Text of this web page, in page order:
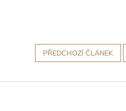
PŘEDCHOZÍ ČLÁNEK
Z